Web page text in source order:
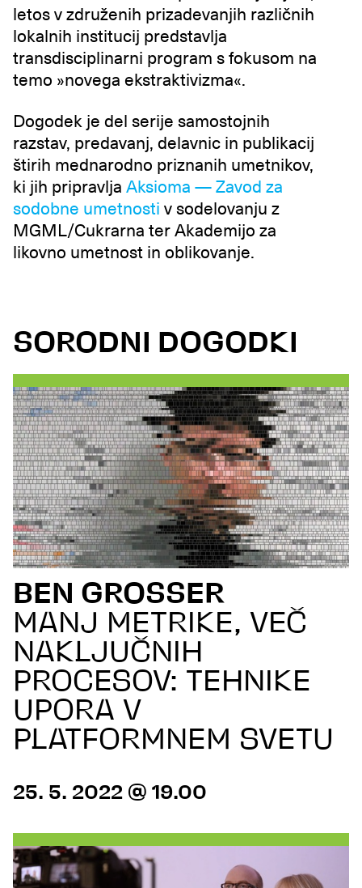
letos v združenih prizadevanjih različnih
lokalnih institucij predstavlja
transdisciplinarni program s fokusom na
temo »novega ekstraktivizma«.
Dogodek je del serije samostojnih
razstav, predavanj, delavnic in publikacij
štirih mednarodno priznanih umetnikov,
ki jih pripravlja Aksioma — Zavod za
sodobne umetnosti v sodelovanju z
MGML/Cukrarna ter Akademijo za
likovno umetnost in oblikovanje.
SORODNI DOGODKI
BEN GROSSER
MANJ METRIKE, VEČ
NAKLJUČNIH
PROCESOV: TEHNIKE
UPORA V
PLATFORMNEM SVETU
25. 5. 2022 @ 19.00